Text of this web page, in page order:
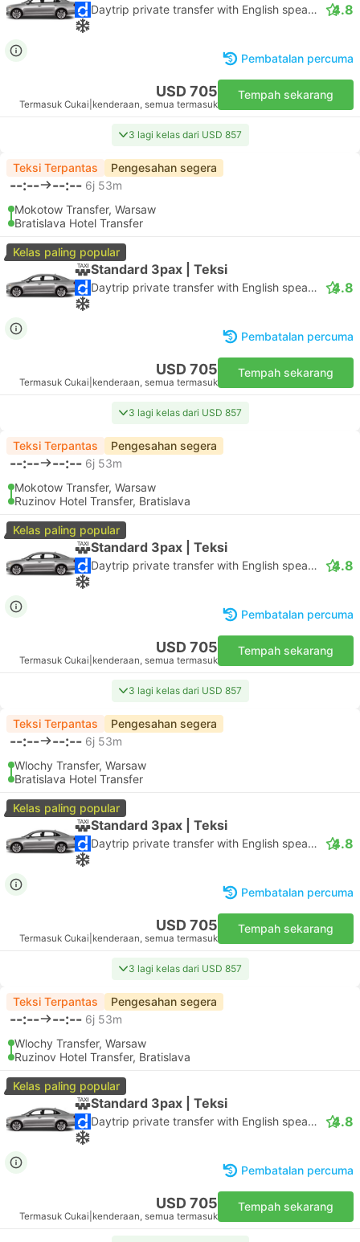
Daytrip private transfer with English speaking driver 4.8
Pembatalan percuma
USD 705
Termasuk Cukai kenderaan, semua termasuk
Tempah sekarang
3 lagi kelas dari USD 857
Teksi Terpantas Pengesahan segera
--:-- --:-- 6j 53m
Mokotow Transfer, Warsaw
Bratislava Hotel Transfer
Kelas paling popular
Standard 3pax | Teksi
Daytrip private transfer with English speaking driver 4.8
Pembatalan percuma
USD 705
Termasuk Cukai kenderaan, semua termasuk
Tempah sekarang
3 lagi kelas dari USD 857
Teksi Terpantas Pengesahan segera
--:-- --:-- 6j 53m
Mokotow Transfer, Warsaw
Ruzinov Hotel Transfer, Bratislava
Kelas paling popular
Standard 3pax | Teksi
Daytrip private transfer with English speaking driver 4.8
Pembatalan percuma
USD 705
Termasuk Cukai kenderaan, semua termasuk
Tempah sekarang
3 lagi kelas dari USD 857
Teksi Terpantas Pengesahan segera
--:-- --:-- 6j 53m
Wlochy Transfer, Warsaw
Bratislava Hotel Transfer
Kelas paling popular
Standard 3pax | Teksi
Daytrip private transfer with English speaking driver 4.8
Pembatalan percuma
USD 705
Termasuk Cukai kenderaan, semua termasuk
Tempah sekarang
3 lagi kelas dari USD 857
Teksi Terpantas Pengesahan segera
--:-- --:-- 6j 53m
Wlochy Transfer, Warsaw
Ruzinov Hotel Transfer, Bratislava
Kelas paling popular
Standard 3pax | Teksi
Daytrip private transfer with English speaking driver 4.8
Pembatalan percuma
USD 705
Termasuk Cukai kenderaan, semua termasuk
Tempah sekarang